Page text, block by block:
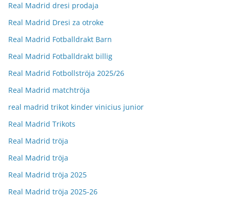
Real Madrid dresi prodaja
Real Madrid Dresi za otroke
Real Madrid Fotballdrakt Barn
Real Madrid Fotballdrakt billig
Real Madrid Fotbollströja 2025/26
Real Madrid matchtröja
real madrid trikot kinder vinicius junior
Real Madrid Trikots
Real Madrid tröja
Real Madrid tröja
Real Madrid tröja 2025
Real Madrid tröja 2025-26